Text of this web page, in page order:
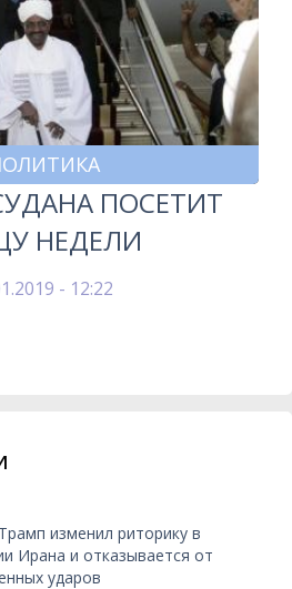
ПОСЕТИТ
НЕДЕЛИ
- 12:22
изменил риторику в
Ирана и отказывается от
ударов